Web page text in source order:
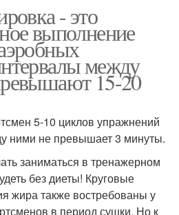
- это
выполнение
между
15-20
5-10 циклов упражнений
ними не превышает 3 минуты.
заниматься в тренажерном
без диеты! Круговые
жира также востребованы у
в период сушки. Но к